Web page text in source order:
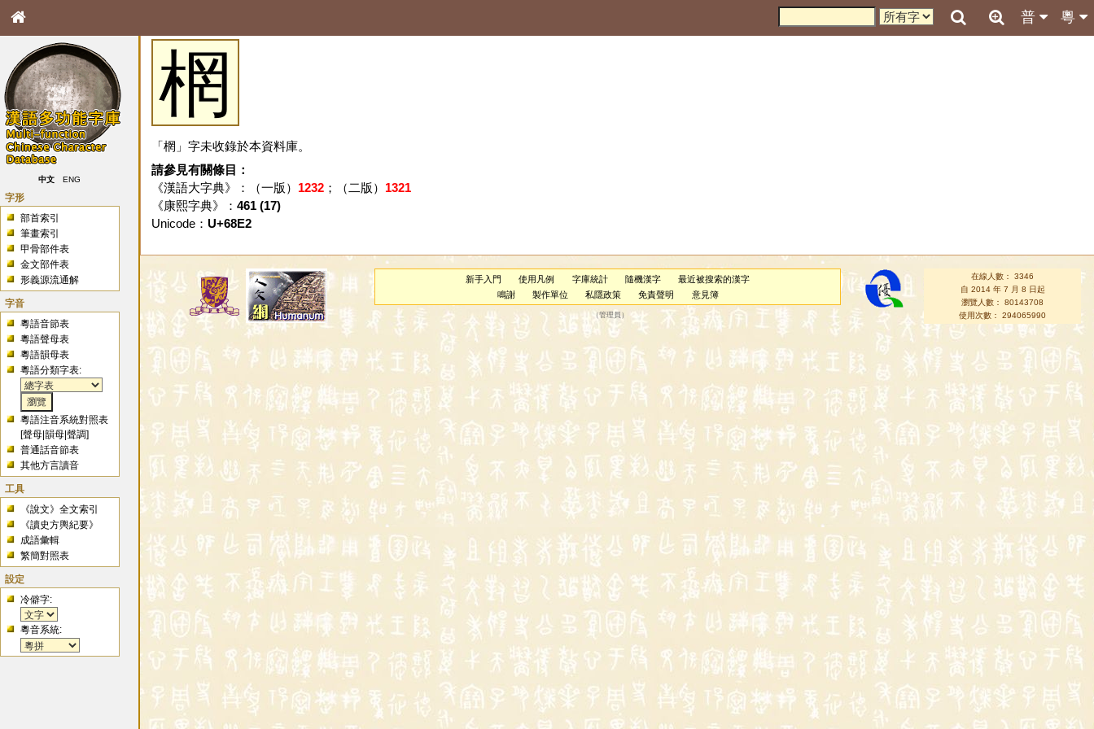
粵
普
中文 ENG
字形
部首索引
筆畫索引
甲骨部件表
金文部件表
形義源流通解
字音
粵語音節表
粵語聲母表
粵語韻母表
粵語分類字表:
粵語注音系統對照表
[聲母 |韻母 |聲調]
普通話音節表
其他方言讀音
工具
《說文》全文索引
《讀史方輿紀要》
成語彙輯
繁簡對照表
設定
冷僻字:
粵音系統:
棢
「棢」字未收錄於本資料庫。
請參見有關條目：
《漢語大字典》：（一版） 1232；（二版） 1321
《康熙字典》： 461 (17)
Unicode： U+68E2
新手入門 使用凡例 字庫統計 隨機漢字
最近被搜索的漢字
鳴謝
製作單位 私隱政策 免責聲明 意見簿
（管理員 ）
在線人數： 3346
自 2014 年 7 月 8 日起
瀏覽人數： 80143708
使用次數： 294065990